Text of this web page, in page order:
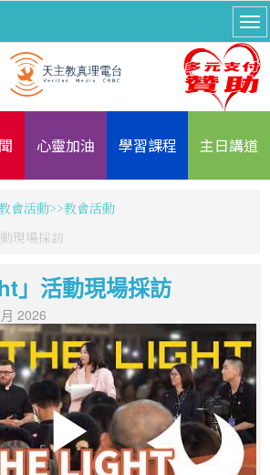
心靈加油 學習課程 主日講道
會活動
教會活動
現場採訪
」活動現場採訪
2026